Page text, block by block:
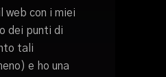
web con i miei
dei punti di
tali
e ho una